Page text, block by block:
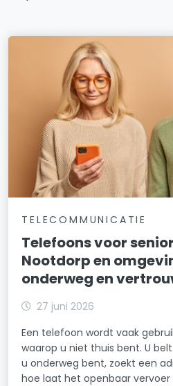
TELECOMMUNICATIE
Telefoons voor
Nootdorp en
onderweg en
27 juni 2026
Een telefoon wordt vaak
waarop u niet thuis bent. U
u onderweg bent, zoekt een
hoe laat het openbaar vervoer